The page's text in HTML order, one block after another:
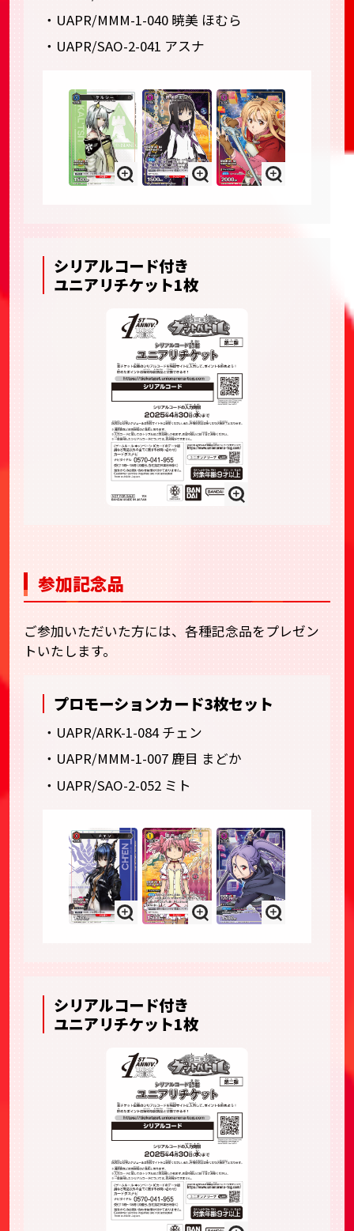
・UAPR/MMM-1-040 暁美 ほむら
・UAPR/SAO-2-041 アスナ
シリアルコード付き
ユニアリチケット1枚
参加記念品
ご参加いただいた方には、各種記念品をプレゼン
トいたします。
プロモーションカード3枚セット
・UAPR/ARK-1-084 チェン
・UAPR/MMM-1-007 鹿目 まどか
・UAPR/SAO-2-052 ミト
シリアルコード付き
ユニアリチケット1枚